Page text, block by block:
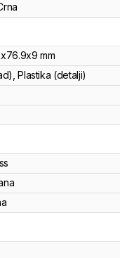
x76.9x9 mm
Plastika (detalji)